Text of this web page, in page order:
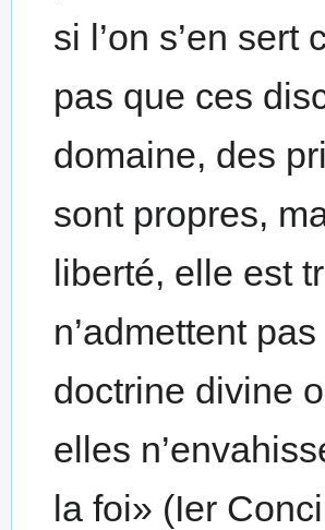
si l’on s’en
pas que ces
domaine, des
sont propres,
liberté, elle est
n’admettent
doctrine divine
elles
la foi» (Ier